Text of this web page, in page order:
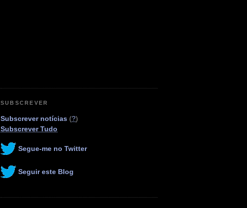
SUBSCREVER
Subscrever notícias (?)
Subscrever Tudo
Segue-me no Twitter
Seguir este Blog